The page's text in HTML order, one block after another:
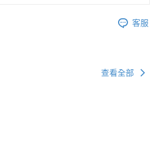
客服
查看全部